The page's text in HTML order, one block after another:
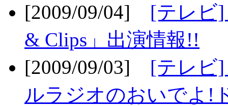
[2009/09/04] [テレビ]
& Clips」出演情報!!
[2009/09/03] [テレビ
ルラジオのおいでよ!